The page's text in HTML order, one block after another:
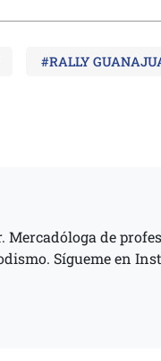
#RALLY
Mercadóloga de
Sígueme en